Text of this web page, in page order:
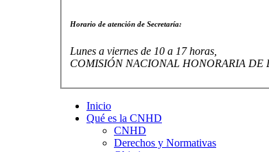
Horario de atención de Secretaría:
Lunes a viernes de 10 a 17 horas,
COMISIÓN NACIONAL HONORARIA DE
Inicio
Qué es la CNHD
CNHD
Derechos y Normativas